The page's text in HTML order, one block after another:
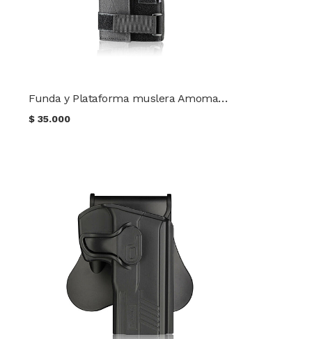
Funda y Plataforma muslera Amomax Universal de tela Nylon
$35.000